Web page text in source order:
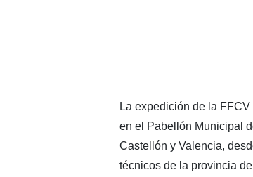
La expedición de la
en el Pabellón Municipal
Castellón y Valencia,
técnicos de la provincia